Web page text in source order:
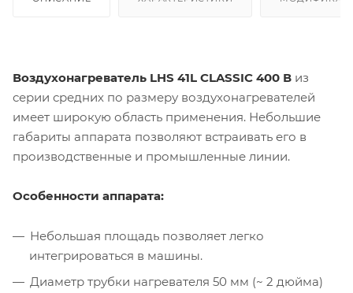
Воздухонагреватель LHS 41L CLASSIC 400 В из
серии средних по размеру воздухонагревателей
имеет широкую область применения. Небольшие
габариты аппарата позволяют встраивать его в
производственные и промышленные линии.
Особенности аппарата:
Небольшая площадь позволяет легко
интегрироваться в машины.
Диаметр трубки нагревателя 50 мм (~ 2 дюйма)